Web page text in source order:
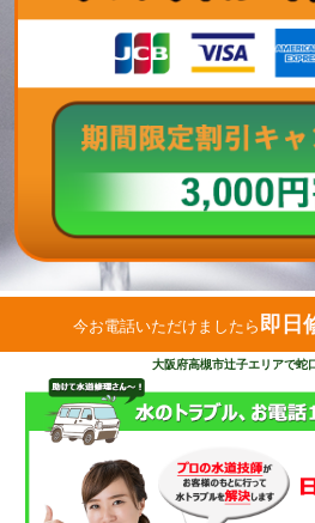
今お電話いただけましたら 即日
大阪府高槻市辻子エリアで蛇